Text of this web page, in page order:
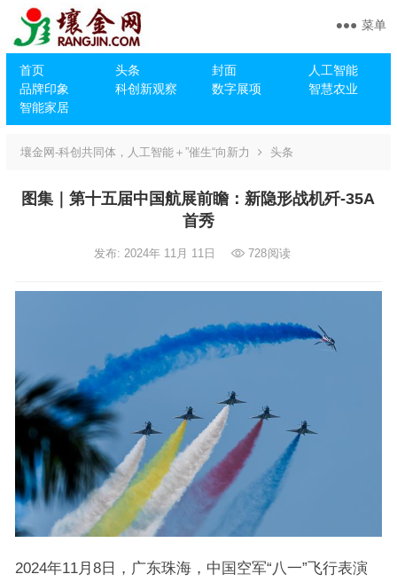
首页 头条 封面
人工智能
品牌印象
科创新观察 数字展项
智慧农业
智能家居
菜单
壤金网-科创共同体，人工智能＋”催生“向新力 头条
图集｜第十五届中国航展前瞻：新隐形战机歼-35A
首秀
发布: 2024年 11月 11日 728阅读
2024年11月8日，广东珠海，中国空军“八一”飞行表演